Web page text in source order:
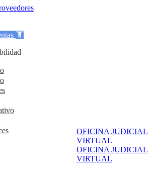
OFICINA JUDICIAL
VIRTUAL
OFICINA JUDICIAL
VIRTUAL